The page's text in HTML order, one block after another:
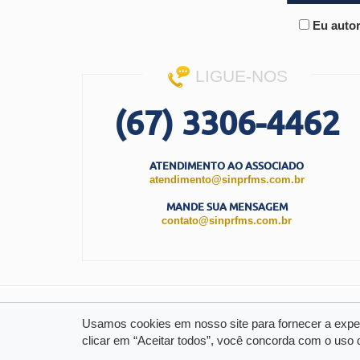
Eu
LIGUE-NOS
(67) 3306-4462
ATENDIMENTO AO ASSOCIADO
atendimento@sinprfms.com.br
MANDE SUA MENSAGEM
contato@sinprfms.com.br
2026 © SINPRF/MS
Política de Privacidade|Política de Cookies
Usamos cookies em nosso site para fornecer a
clicar em “Aceitar todos”, você concorda com o